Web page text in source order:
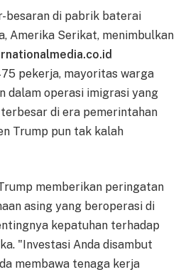
besaran di pabrik baterai
Amerika Serikat, menimbulkan
pekerja, mayoritas warga
dalam operasi imigrasi yang
di era pemerintahan
Trump pun tak kalah
memberikan peringatan
asing yang beroperasi di
kepatuhan terhadap
"Investasi Anda disambut
membawa tenaga kerja